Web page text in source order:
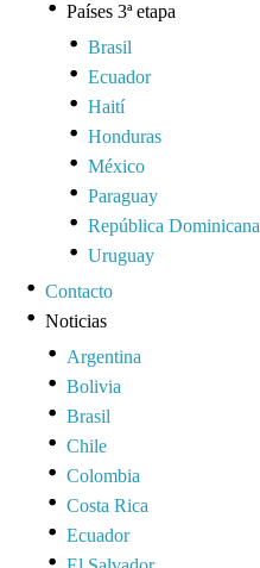
Países 3ª etapa
Brasil
Ecuador
Haití
Honduras
México
Paraguay
República Dominicana
Uruguay
Contacto
Noticias
Argentina
Bolivia
Brasil
Chile
Colombia
Costa Rica
Ecuador